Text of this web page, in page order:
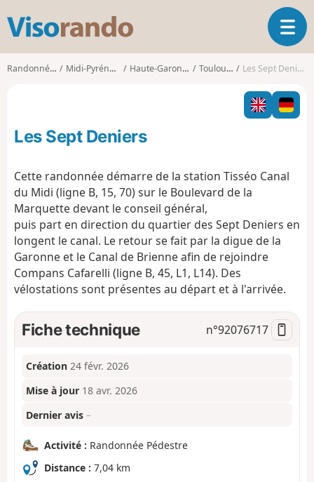
s
o
o
O
u
i
r
l
v
a
Randonnées Midi-Pyrénées Haute-Garonne Toulouse Les Sept Deniers
Les Sept Deniers
Cette randonnée démarre de la station Tisséo Canal
du Midi (ligne B, 15, 70) sur le Boulevard de la
Marquette devant le conseil général,
puis part en direction du quartier des Sept Deniers en
longent le canal. Le retour se fait par la digue de la
Garonne et le Canal de Brienne afin de rejoindre
Compans Cafarelli (ligne B, 45, L1, L14). Des
vélostations sont présentes au départ et à l'arrivée.
Fiche technique n°92076717
Création 24 févr. 2026
Mise à jour 18 avr. 2026
Dernier avis –
Activité : Randonnée Pédestre
Distance : 7,04 km